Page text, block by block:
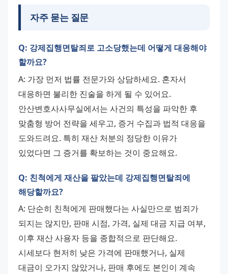
자주 묻는 질문
Q: 강제집행면탈죄로 고소당했는데 어떻게 대응해야
할까요?
A: 가장 먼저 법률 전문가와 상담하세요. 혼자서
대응하면 불리한 진술을 하게 될 수 있어요.
안산변호사사무실에서는 사건의 특성을 파악한 후
맞춤형 방어 전략을 세우고, 증거 수집과 법적 대응을
도와드려요. 특히 재산 처분의 정당한 이유가
있었다면 그 증거를 확보하는 것이 중요해요.
Q: 친척에게 재산을 팔았는데 강제집행면탈죄에
해당할까요?
A: 단순히 친척에게 판매했다는 사실만으로 범죄가
되지는 않지만, 판매 시점, 가격, 실제 대금 지급 여부,
이후 재산 사용자 등을 종합적으로 판단해요.
시세보다 현저히 낮은 가격에 판매했거나, 실제
대금이 오가지 않았거나, 판매 후에도 본인이 계속